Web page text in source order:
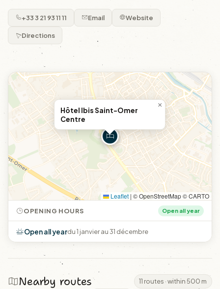
+33 3 21 93 11 11 Email Website
Directions
Hôtel Ibis Saint-Omer
Centre
×
Leaflet | © OpenStreetMap © CARTO
OPENING HOURS Open all year
Open all yeardu 1 janvier au 31 décembre
Nearby routes 11 routes · within 500 m